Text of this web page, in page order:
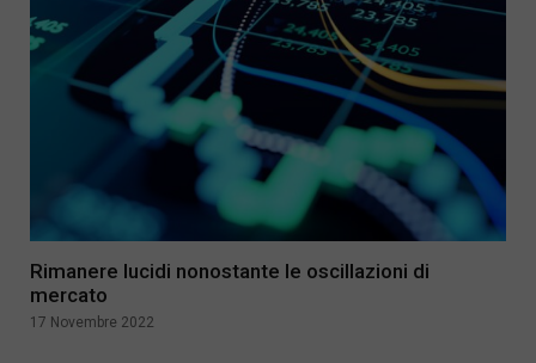
Rimanere lucidi nonostante le oscillazioni di
mercato
17 Novembre 2022